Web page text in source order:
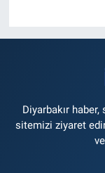
Diyarbakır
sitemizi ziyaret